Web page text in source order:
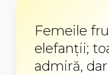
Femeile
elefanţii;
admiră,